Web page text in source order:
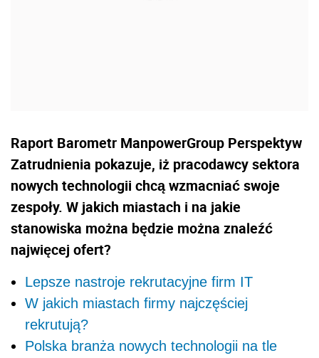
Raport Barometr ManpowerGroup Perspektyw
Zatrudnienia pokazuje, iż pracodawcy sektora
nowych technologii chcą wzmacniać swoje
zespoły. W jakich miastach i na jakie
stanowiska można będzie można znaleźć
najwięcej ofert?
Lepsze nastroje rekrutacyjne firm IT
W jakich miastach firmy najczęściej
rekrutują?
Polska branża nowych technologii na tle